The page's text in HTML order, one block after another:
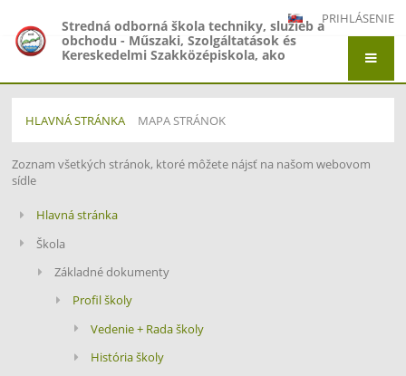
PRIHLÁSENIE
Stredná odborná škola techniky, služieb a
obchodu - Műszaki, Szolgáltatások és
Kereskedelmi Szakközépiskola, ako
Gimnázium, Gymnázium Jána Amosa
Komenského - Comenius Gimnázium a
Stredná odborná škola techniky, služieb a
obchodu - Műszaki, Szolgáltatások és
Kereskedelmi Szakközépiskola, Adyho 7,
Štúrovo
HLAVNÁ STRÁNKA MAPA STRÁNOK
Mapa
stránok
Zoznam všetkých stránok, ktoré môžete nájsť na našom webovom
sídle
Hlavná stránka
Škola
Základné dokumenty
Profil školy
Vedenie + Rada školy
História školy